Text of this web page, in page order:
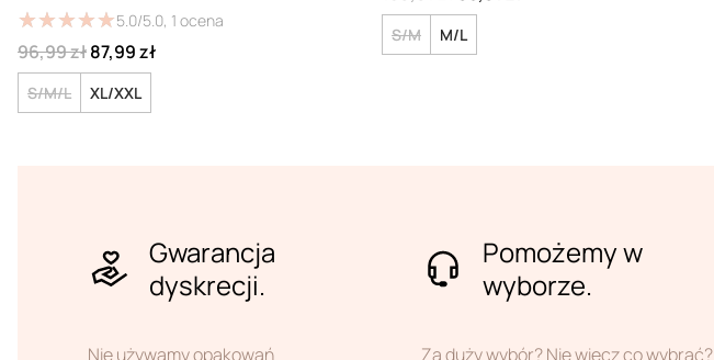
★★★★★
★★★★★5.0/5.0, 1 ocena
96,99 zł87,99 zł
S/M/L XL/XXL
S/M M/L
Gwarancja
dyskrecji.
Nie używamy opakowań
Pomożemy w
wyborze.
Za duży wybór? Nie wiecz co wybrać?